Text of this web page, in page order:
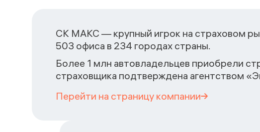
СК МАКС — крупный игрок на страховом
503 офиса в 234 городах страны.
Более 1 млн автовладельцев приобрели
страховщика подтверждена агентством
Перейти на страницу компании